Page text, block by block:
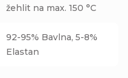
žehlit na max. 150 °C
92-95% Bavlna, 5-8%
Elastan